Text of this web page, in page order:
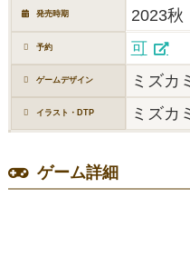
発売時期 2023秋
予約 可
ゲームデザイン ミズカ
イラスト・DTP ミズカ
ゲーム詳細